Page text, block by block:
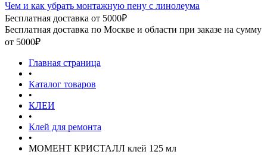
Чем и как убрать монтажную пену с линолеума
Бесплатная доставка от 5000₽
Бесплатная доставка по Москве и области при заказе на сумму
от 5000₽
Главная страница
•
Каталог товаров
•
КЛЕИ
•
Клей для ремонта
•
МОМЕНТ КРИСТАЛЛ клей 125 мл